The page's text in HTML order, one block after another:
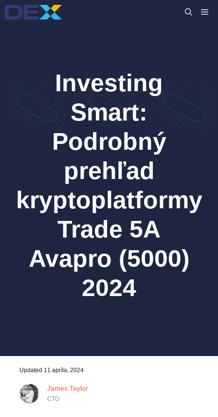
Preskočiť
na
Investing
Smart:
Podrobný
prehľad
kryptoplatformy
Trade 5A
Avapro (5000)
2024
Updated 11 apríla, 2024
James Taylor
CTO